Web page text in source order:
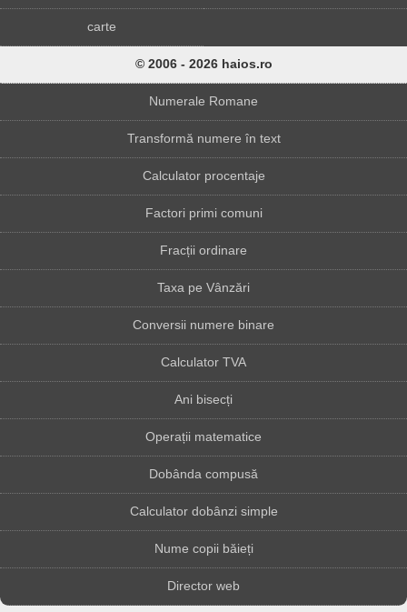
carte
© 2006 - 2026 haios.ro
Numerale Romane
Transformă numere în text
Calculator procentaje
Factori primi comuni
Fracții ordinare
Taxa pe Vânzări
Conversii numere binare
Calculator TVA
Ani bisecți
Operații matematice
Dobânda compusă
Calculator dobânzi simple
Nume copii băieți
Director web